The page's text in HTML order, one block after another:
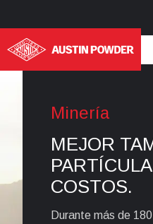
Minería
MEJOR
COSTOS.
Durante más de